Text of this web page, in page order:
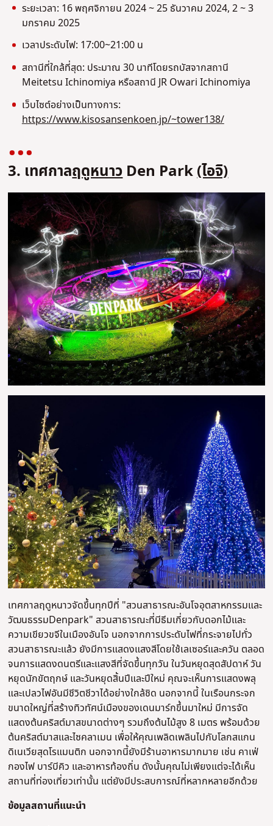
ระยะเวลา: 16 พฤศจิกายน 2024 ~ 25 ธันวาคม 2024, 2 ~ 3
มกราคม 2025
เวลาประดับไฟ: 17:00~21:00 น
สถานีที่ใกล้ที่สุด: ประมาณ 30 นาทีโดยรถบัสจากสถานี
Meitetsu Ichinomiya หรือสถานี JR Owari Ichinomiya
เว็บไซต์อย่างเป็นทางการ:
https://www.kisosansenkoen.jp/~tower138/
3. เทศกาลฤดูหนาวDen Park(ไอจิ)
เทศกาลฤดูหนาวจัดขึ้นทุกปีที่ "สวนสาธารณะอันโจอุตสาหกรรมและ
วัฒนธรรมDenpark" สวนสาธารณะที่มีธีมเกี่ยวกับดอกไม้และ
ความเขียวขจีในเมืองอันโจ นอกจากการประดับไฟที่กระจายไปทั่ว
สวนสาธารณะแล้ว ยังมีการแสดงแสงสีโดยใช้เลเซอร์และควัน ตลอด
จนการแสดงดนตรีและแสงสีที่จัดขึ้นทุกวัน ในวันหยุดสุดสัปดาห์ วัน
หยุดนักขัตฤกษ์ และวันหยุดสิ้นปีและปีใหม่ คุณจะเห็นการแสดงพลุ
และเปลวไฟอันมีชีวิตชีวาได้อย่างใกล้ชิด นอกจากนี้ ในเรือนกระจก
ขนาดใหญ่ที่สร้างทิวทัศน์เมืองของเดนมาร์กขึ้นมาใหม่ มีการจัด
แสดงต้นคริสต์มาสขนาดต่างๆ รวมถึงต้นไม้สูง 8 เมตร พร้อมด้วย
ต้นคริสต์มาสและไซคลาเมน เพื่อให้คุณเพลิดเพลินไปกับโลกสแกน
ดิเนเวียสุดโรแมนติก นอกจากนี้ยังมีร้านอาหารมากมาย เช่น คาเฟ่
กองไฟ บาร์บีคิว และอาหารท้องถิ่น ดังนั้นคุณไม่เพียงแต่จะได้เห็น
สถานที่ท่องเที่ยวเท่านั้น แต่ยังมีประสบการณ์ที่หลากหลายอีกด้วย
ข้อมูลสถานที่แนะนํา